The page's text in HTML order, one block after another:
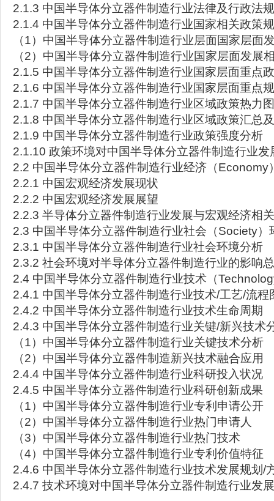
2.1.3 中国半导体分立器件制造行业法律及行政法
2.1.4 中国半导体分立器件制造行业国家相关政策
（1）中国半导体分立器件制造行业层面国家层面
（2）中国半导体分立器件制造行业国家层面发展
2.1.5 中国半导体分立器件制造行业国家层面重点
2.1.6 中国半导体分立器件制造行业国家层面重点
2.1.7 中国半导体分立器件制造行业区域政策热力图
2.1.8 中国半导体分立器件制造行业区域政策汇总
2.1.9 中国半导体分立器件制造行业政策强度分析
2.1.10 政策环境对中国半导体分立器件制造行业发
2.2 中国半导体分立器件制造行业经济（Economy
2.2.1 中国宏观经济发展现状
2.2.2 中国宏观经济发展展望
2.2.3 半导体分立器件制造行业发展与宏观经济相
2.3 中国半导体分立器件制造行业社会（Society）
2.3.1 中国半导体分立器件制造行业社会环境分析
2.3.2 社会环境对半导体分立器件制造行业的影响
2.4 中国半导体分立器件制造行业技术（
2.4.1 中国半导体分立器件制造行业技术/工艺/流程
2.4.2 中国半导体分立器件制造行业技术生命周期
2.4.3 中国半导体分立器件制造行业关键/新兴技术
（1）中国半导体分立器件制造行业关键技术分析
（2）中国半导体分立器件制造新兴技术融合应用
2.4.4 中国半导体分立器件制造行业科研投入状况
2.4.5 中国半导体分立器件制造行业科研创新成果
（1）中国半导体分立器件制造行业专利申请公开
（2）中国半导体分立器件制造行业热门申请人
（3）中国半导体分立器件制造行业热门技术
（4）中国半导体分立器件制造行业专利价值特征
2.4.6 中国半导体分立器件制造行业技术发展规划/
2.4.7 技术环境对中国半导体分立器件制造行业发